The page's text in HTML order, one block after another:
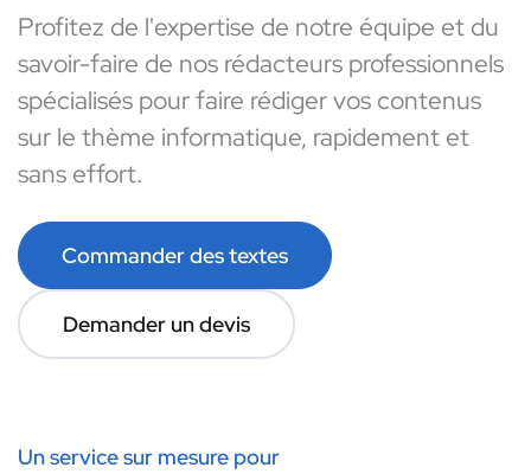
Profitez de l'expertise de notre équipe et du
savoir-faire de nos rédacteurs professionnels
spécialisés pour faire rédiger vos contenus
sur le thème informatique, rapidement et
sans effort.
Commander des textes
Demander un devis
Un service sur mesure pour